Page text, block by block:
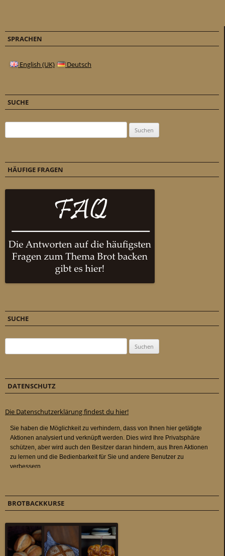
SPRACHEN
English (UK) Deutsch
SUCHE
HÄUFIGE FRAGEN
SUCHE
DATENSCHUTZ
Die Datenschutzerklärung findest du hier!
BROTBACKKURSE